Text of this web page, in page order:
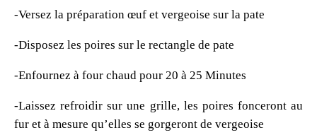
-Versez la préparation œuf et vergeoise sur la pate
-Disposez les poires sur le rectangle de pate
-Enfournez à four chaud pour 20 à 25 Minutes
-Laissez refroidir sur une grille, les poires fonceront au
fur et à mesure qu’elles se gorgeront de vergeoise